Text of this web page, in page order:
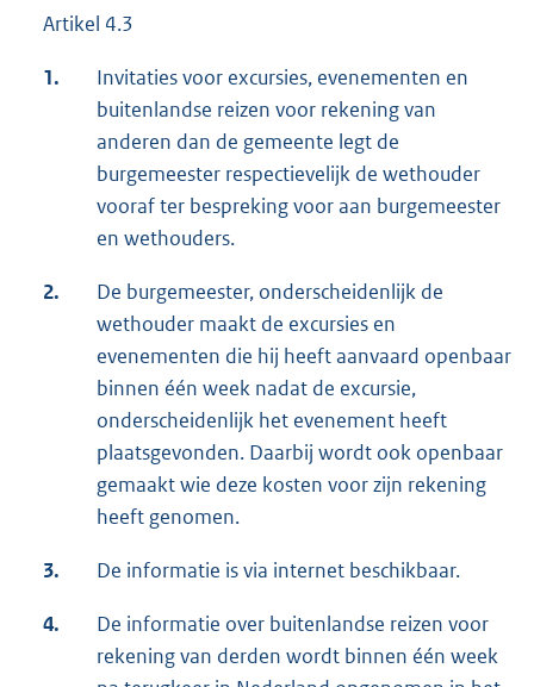
Artikel 4.3
1.
Invitaties voor excursies, evenementen en
buitenlandse reizen voor rekening van
anderen dan de gemeente legt de
burgemeester respectievelijk de wethouder
vooraf ter bespreking voor aan burgemeester
en wethouders.
2.
De burgemeester, onderscheidenlijk de
wethouder maakt de excursies en
evenementen die hij heeft aanvaard openbaar
binnen één week nadat de excursie,
onderscheidenlijk het evenement heeft
plaatsgevonden. Daarbij wordt ook openbaar
gemaakt wie deze kosten voor zijn rekening
heeft genomen.
3. De informatie is via internet beschikbaar.
4.
De informatie over buitenlandse reizen voor
rekening van derden wordt binnen één week